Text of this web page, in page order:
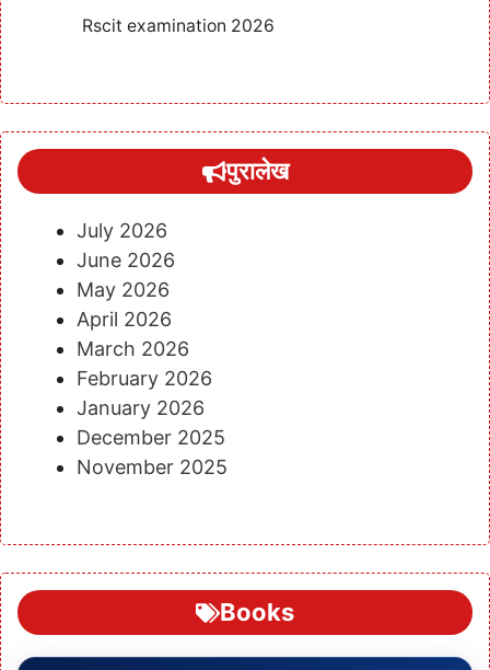
Rscit examination 2026
पुरालेख
July 2026
June 2026
May 2026
April 2026
March 2026
February 2026
January 2026
December 2025
November 2025
Books